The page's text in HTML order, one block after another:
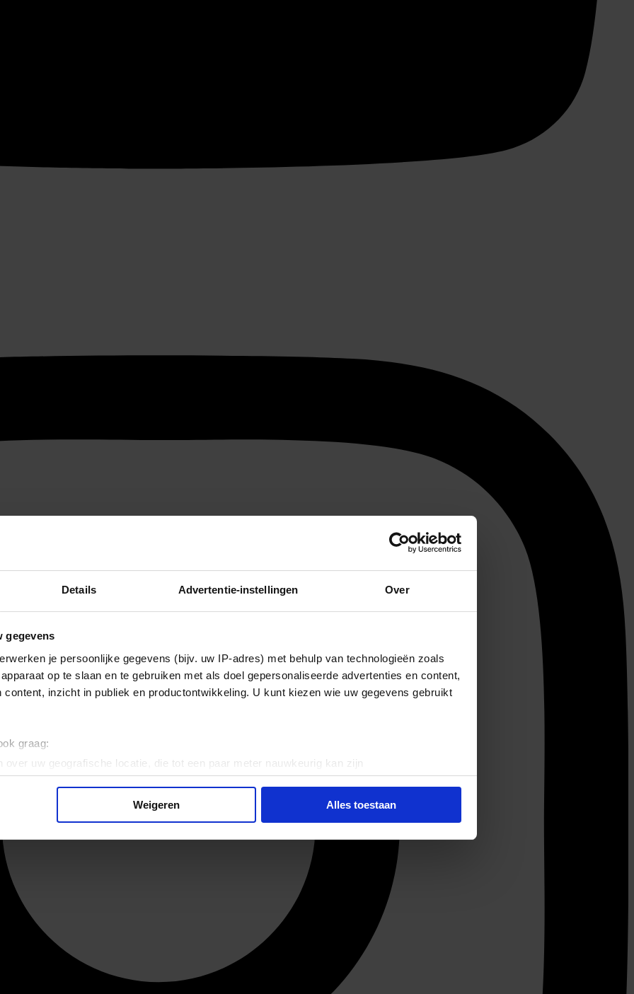
Details Advertentie-instellingen Over
gegevens
je persoonlijke gegevens (bijv. uw IP-adres) met behulp van technologieën zoals
op te slaan en te gebruiken met als doel gepersonaliseerde advertenties en content,
content, inzicht in publiek en productontwikkeling. U kunt kiezen wie uw gegevens gebruikt
graag:
over uw geografische locatie, die tot een paar meter nauwkeurig kan zijn
door het actief te scannen op specifieke eigenschappen (fingerprinting)
gegevens worden verwerkt en stel uw voorkeuren in het
detailgedeelte
en advertenties te personaliseren, om functies voor social media te bieden en om ons
Ook delen we informatie over uw gebruik van onze site met onze partners voor social
Deze partners kunnen deze gegevens combineren met andere informatie die u aan ze heeft
op basis van uw gebruik van hun services.
Weigeren Alles toestaan